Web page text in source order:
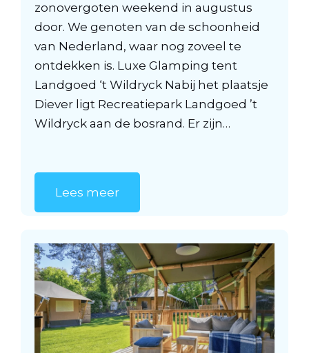
zonovergoten weekend in augustus
door. We genoten van de schoonheid
van Nederland, waar nog zoveel te
ontdekken is. Luxe Glamping tent
Landgoed ‘t Wildryck Nabij het plaatsje
Diever ligt Recreatiepark Landgoed ’t
Wildryck aan de bosrand. Er zijn…
Lees meer